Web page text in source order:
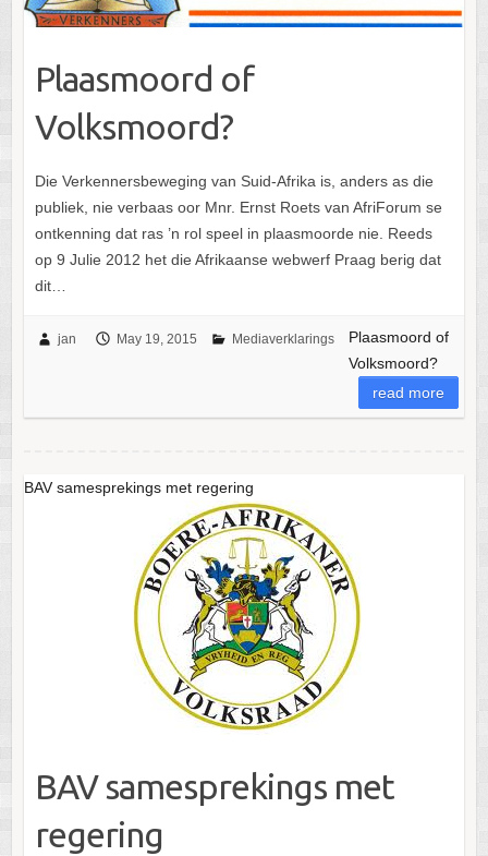
Plaasmoord of
Volksmoord?
Die Verkennersbeweging van Suid-Afrika is, anders as die
publiek, nie verbaas oor Mnr. Ernst Roets van AfriForum se
ontkenning dat ras ’n rol speel in plaasmoorde nie. Reeds
op 9 Julie 2012 het die Afrikaanse webwerf Praag berig dat
dit…
jan May 19, 2015 Mediaverklarings
Plaasmoord of
Volksmoord?
read more
BAV samesprekings met regering
BAV samesprekings met
regering